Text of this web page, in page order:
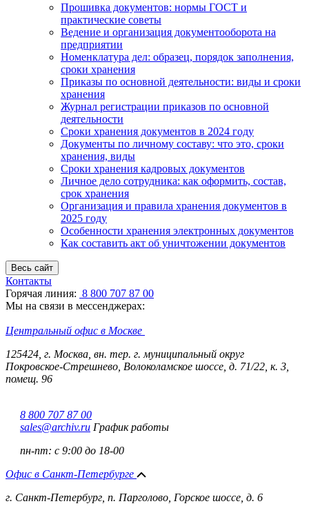
Прошивка документов: нормы ГОСТ и
практические советы
Ведение и организация документооборота на
предприятии
Номенклатура дел: образец, порядок заполнения,
сроки хранения
Приказы по основной деятельности: виды и сроки
хранения
Журнал регистрации приказов по основной
деятельности
Сроки хранения документов в 2024 году
Документы по личному составу: что это, сроки
хранения, виды
Сроки хранения кадровых документов
Личное дело сотрудника: как оформить, состав,
срок хранения
Организация и правила хранения документов в
2025 году
Особенности хранения электронных документов
Как составить акт об уничтожении документов
Весь сайт
Контакты
Горячая линия: 8 800 707 87 00
Мы на связи в мессенджерах:
Центральный офис в Москве
125424, г. Москва, вн. тер. г. муниципальный округ
Покровское-Стрешнево, Волоколамское шоссе, д. 71/22, к. 3,
помещ. 96
8 800 707 87 00
sales@archiv.ru График работы
пн-пт: с 9:00 до 18-00
Офис в Санкт-Петербурге
г. Санкт-Петербург, п. Парголово, Горское шоссе, д. 6